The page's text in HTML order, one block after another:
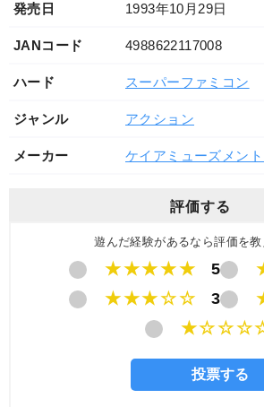
発売日 1993年10月29日
JANコード 4988622117008
ハード スーパーファミコン
ジャンル アクション
メーカー ケイアミューズメン
評価する
遊んだ経験があるなら評価を教
★★★★★ 5
★★★☆☆
3